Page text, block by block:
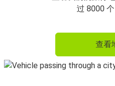
过 8000 个
查看